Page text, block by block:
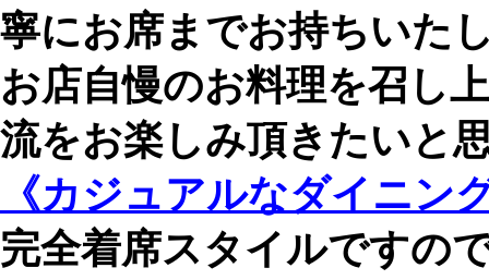
寧にお席までお持ちいた
お店自慢のお料理を召し
流をお楽しみ頂きたいと
《カジュアルなダイニン
完全着席スタイルですの